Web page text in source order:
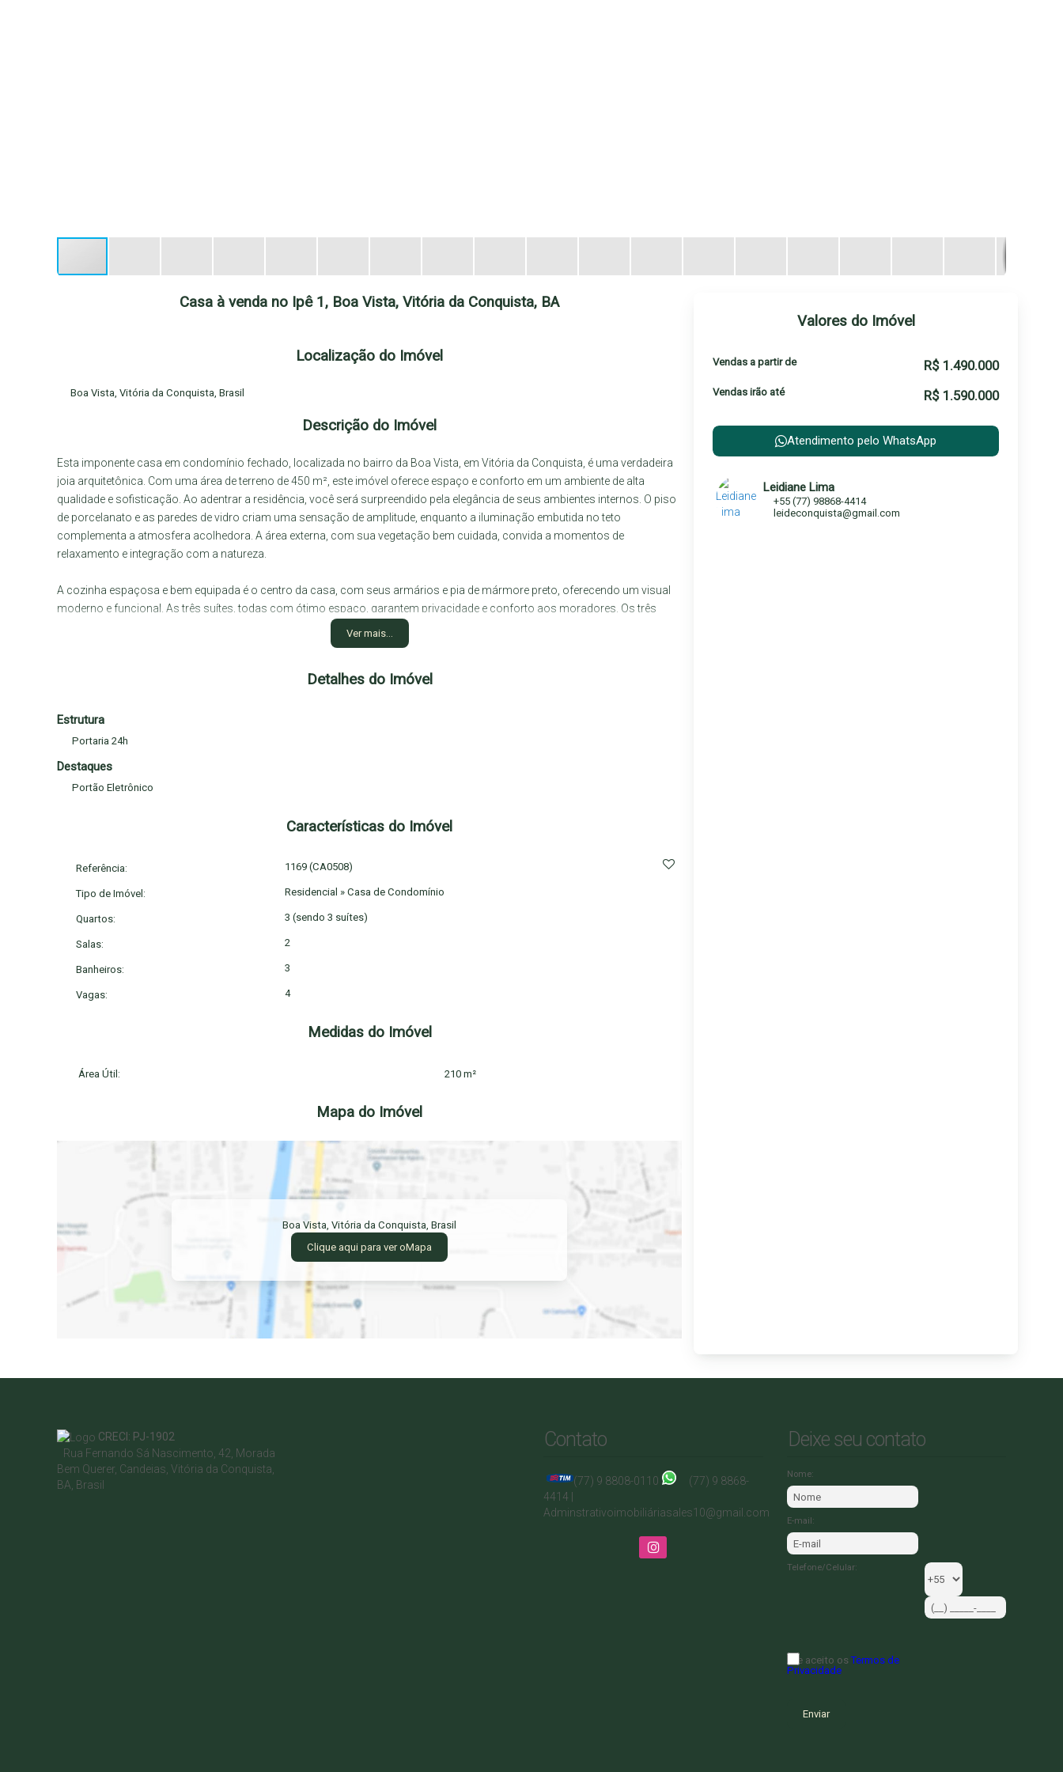
Casa à venda no Ipê 1, Boa Vista, Vitória da Conquista, BA
Localização do Imóvel
Boa Vista, Vitória da Conquista, Brasil
Descrição do Imóvel
Esta imponente casa em condomínio fechado, localizada no bairro da Boa Vista, em Vitória da Conquista, é uma verdadeira
joia arquitetônica. Com uma área de terreno de 450 m², este imóvel oferece espaço e conforto em um ambiente de alta
qualidade e sofisticação. Ao adentrar a residência, você será surpreendido pela elegância de seus ambientes internos. O piso
de porcelanato e as paredes de vidro criam uma sensação de amplitude, enquanto a iluminação embutida no teto
complementa a atmosfera acolhedora. A área externa, com sua vegetação bem cuidada, convida a momentos de
relaxamento e integração com a natureza.
A cozinha espaçosa e bem equipada é o centro da casa, com seus armários e pia de mármore preto, oferecendo um visual
moderno e funcional. As três suítes, todas com ótimo espaço, garantem privacidade e conforto aos moradores. Os três
banheiros, revestidos em azulejos brancos em formato de listras horizontais, exibem design minimalista e elegância. Além
das comodidades internas, o imóvel também conta com uma ampla gama de facilidades no condomínio, como
academia e muito mais. Com uma equipe de portaria 24 horas e portão eletrônico, a segurança e o bem-estar dos
excepcional, com acabamentos de alto padrão, amplos espaços e diversas amenidades. Agende sua visita e descubra o
verdadeiro significado de conforto e luxo neste incrível imóvel.
Ver mais...
Detalhes do Imóvel
Estrutura
Portaria 24h
Destaques
Portão Eletrônico
Características do Imóvel
Referência: 1169 (CA0508)
Tipo de Imóvel: Residencial » Casa de Condomínio
Quartos: 3 (sendo 3 suítes)
Salas: 2
Banheiros: 3
Vagas: 4
Medidas do Imóvel
Área Útil: 210 m²
Mapa do Imóvel
Boa Vista Vitória da Conquista Brasil
Clique aqui para ver oMapa
Valores do Imóvel
R$ 1.490.000
Vendas a partir de
R$ 1.590.000
Vendas irão até
Atendimento pelo WhatsApp
Leidiane Lima
+55 (77) 98868-4414
leideconquista@gmail.com
CRECI: PJ-1902
Rua Fernando Sá Nascimento, 42, Morada
Bem Querer, Candeias, Vitória da Conquista,
BA, Brasil
Contato
(77) 9 8808-0110
(77) 9 8868-
4414 |
Adminstrativoimobiliáriasales10@gmail.com
Deixe seu contato
Nome:
E-mail:
Telefone/Celular:
Li e aceito os Termos de
Privacidade